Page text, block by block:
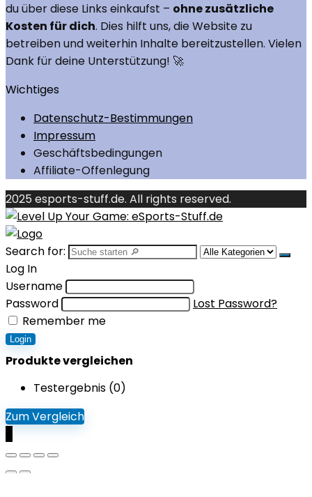
du über diese Links einkaufst – ohne zusätzliche
Kosten für dich. Dies hilft uns, die Website zu
betreiben und weiterhin Inhalte bereitzustellen. Vielen
Dank für deine Unterstützung! 🚀
Wichtiges
Datenschutz-Bestimmungen
Impressum
Geschäftsbedingungen
Affiliate-Offenlegung
2025 esports-stuff.de. All rights reserved.
Search for:
Log In
Username
Password
Lost Password?
Remember me
Login
Produkte vergleichen
Testergebnis (0)
Zum Vergleich